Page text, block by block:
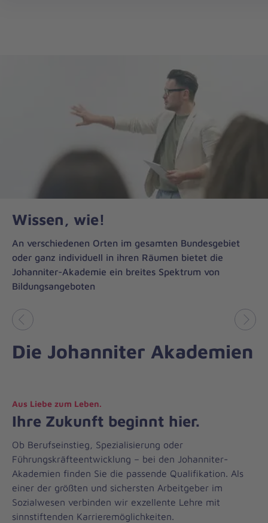
Wissen, wie!
An verschiedenen Orten im gesamten Bundesgebiet
oder ganz individuell in ihren Räumen bietet die
Johanniter-Akademie ein breites Spektrum von
Bildungsangeboten
Vorheriges
Die Johanniter Akademien
Ihre Zukunft beginnt hier.
Aus Liebe zum Leben.
Ob Berufseinstieg, Spezialisierung oder
Führungskräfteentwicklung – bei den Johanniter-
Akademien finden Sie die passende Qualifikation. Als
einer der größten und sichersten Arbeitgeber im
Sozialwesen verbinden wir exzellente Lehre mit
sinnstiftenden Karrieremöglichkeiten.